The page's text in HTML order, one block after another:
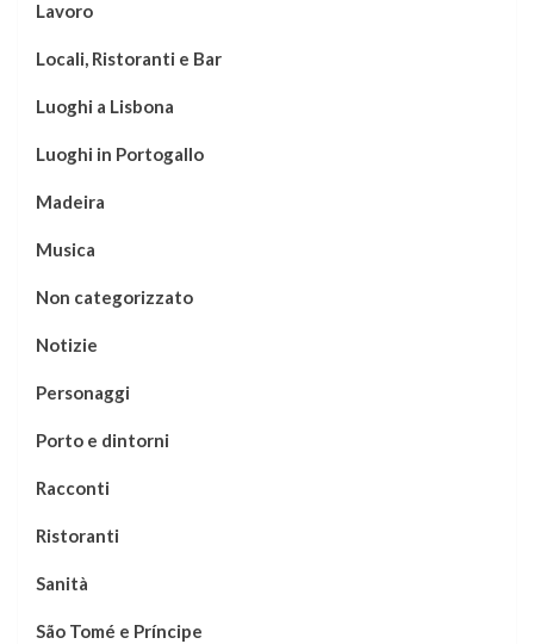
Lavoro
Locali, Ristoranti e Bar
Luoghi a Lisbona
Luoghi in Portogallo
Madeira
Musica
Non categorizzato
Notizie
Personaggi
Porto e dintorni
Racconti
Ristoranti
Sanità
São Tomé e Príncipe